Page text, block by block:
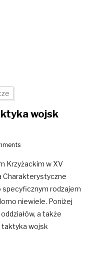
wojsk
Krzyżackim w XV
Charakterystyczne
specyficznym rodzajem
niewiele. Poniżej
a także
taktyka wojsk